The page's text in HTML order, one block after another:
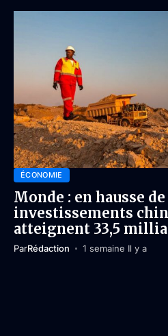
ÉCONOMIE
Monde : en hausse
investissements
atteignent 33,5
ParRédaction 1 semaine Il y a